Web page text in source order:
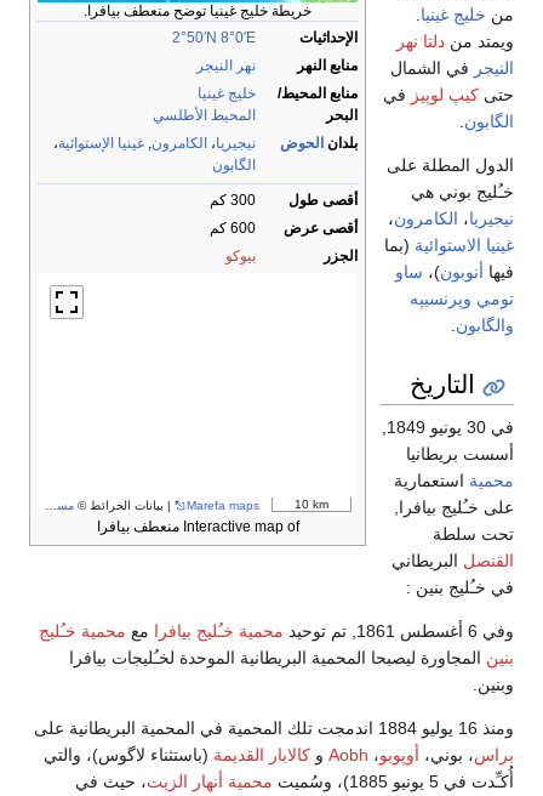
خريطة خليج غينيا توضح منعطف بيافرا.
الإحداثيات
2°50′N 8°0′E
منابع النهر
نهر النيجر
منابع المحيط/
البحر
خليج غينيا
المحيط الأطلسي
بلدان الحوض نيجيريا، الكامرون, غينيا الإستوائية،
الگابون
أقصى طول
300 كم
أقصى عرض
600 كم
الجزر
بيوكو
10 km
Marefa maps | بيانات الخرائط © مساهمو OpenStreetMap
Interactive map of منعطف بيافرا
من خليج غينيا
ويمتد من دلتا نهر
النيجر في الشمال
حتى كيپ لوپيز في
الگابون
الدول المطلة على
خـُليج بوني هي
نيجيريا، الكامرون،
غينيا الاستوائية (بما
فيها أنوبون)، ساو
تومي وپرنسيپه
والگابون
التاريخ
في 30 يونيو 1849,
أسست بريطانيا
محمية استعمارية
على خـُليج بيافرا,
تحت سلطة
القنصل البريطاني
في خـُليج بنين :
وفي 6 أغسطس 1861, تم توحيد محمية خـُليج بيافرا مع محمية خـُليج
بنين المجاورة ليصبحا المحمية البريطانية الموحدة لخـُليجات بيافرا
وبنين.
ومنذ 16 يوليو 1884 اندمجت تلك المحمية في المحمية البريطانية على
براس، بوني، أوپوبو، Aobh و كالابار القديمة (باستثناء لاگوس)، والتي
أُكـِّدت في 5 يونيو 1885)، وسُميت
محمية أنهار الزيت، حيث في